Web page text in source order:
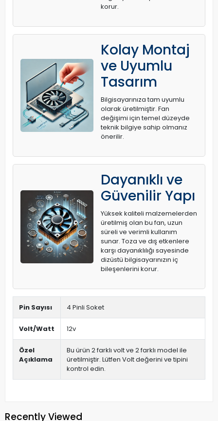
korur.
Kolay Montaj
ve Uyumlu
Tasarım
Bilgisayarınıza tam uyumlu
olarak üretilmiştir. Fan
değişimi için temel düzeyde
teknik bilgiye sahip olmanız
önerilir.
Dayanıklı ve
Güvenilir Yapı
Yüksek kaliteli malzemelerden
üretilmiş olan bu fan, uzun
süreli ve verimli kullanım
sunar. Toza ve dış etkenlere
karşı dayanıklılığı sayesinde
dizüstü bilgisayarınızın iç
bileşenlerini korur.
Pin Sayısı 4 Pinli Soket
Volt/Watt 12v
Özel
Açıklama
Bu ürün 2 farklı volt ve 2 farklı model ile
üretilmiştir. Lütfen Volt değerini ve tipini
kontrol edin.
Recently Viewed